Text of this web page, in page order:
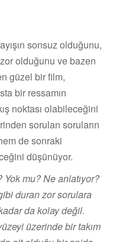
sonsuz olduğunu,
olduğunu ve bazen
güzel bir film,
bir ressamın
noktası olabileceğini
sorulan soruların
de sonraki
düşünüyor.
Yok mu? Ne anlatıyor?
duran zor sorulara
da kolay değil.
üzerinde bir takım